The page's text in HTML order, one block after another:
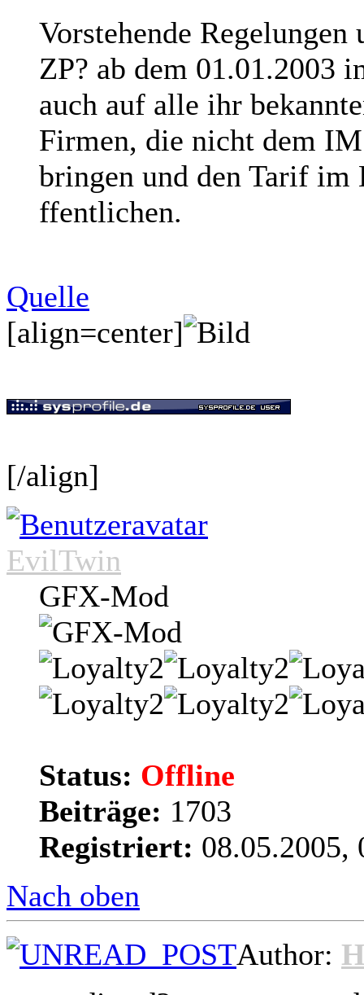
Vorstehende
ZP? ab dem 01.01.2003
auch auf alle ihr
Firmen, die nicht dem
bringen und den Tarif im
ffentlichen.
Quelle
[align=center]
[/align]
EvilTwin
GFX-Mod
Status: Offline
Beiträge: 1703
Registriert: 08.05.2005,
Nach oben
Author: